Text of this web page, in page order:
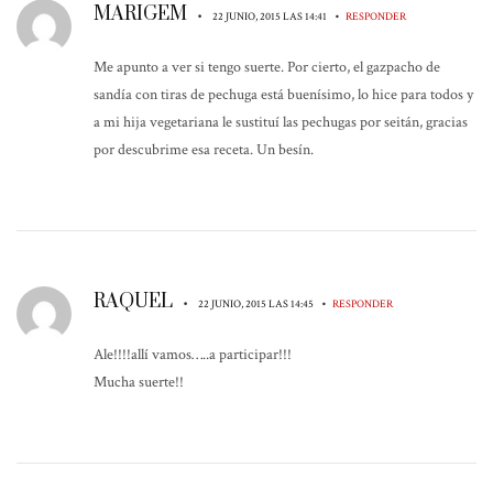
MARIGEM • 22 JUNIO, 2015 LAS 14:41 • RESPONDER
Me apunto a ver si tengo suerte. Por cierto, el gazpacho de
sandía con tiras de pechuga está buenísimo, lo hice para todos y
a mi hija vegetariana le sustituí las pechugas por seitán, gracias
por descubrime esa receta. Un besín.
RAQUEL • 22 JUNIO, 2015 LAS 14:45 • RESPONDER
Ale!!!!allí vamos…..a participar!!!
Mucha suerte!!